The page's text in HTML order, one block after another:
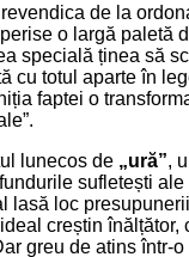
de la
o largă paletă
specială ținea să
cu totul aparte în
faptei o
lunecos de „ură”,
sufletești
lasă loc
creștin înălțător,
greu de atins într-